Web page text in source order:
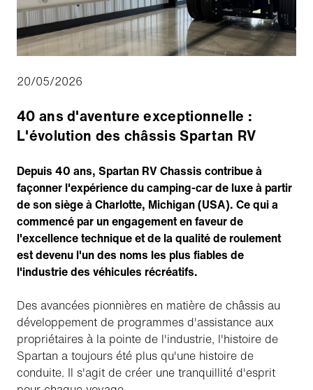
20/05/2026
40 ans d'aventure exceptionnelle :
L'évolution des châssis Spartan RV
Depuis 40 ans, Spartan RV Chassis contribue à
façonner l'expérience du camping-car de luxe à partir
de son siège à Charlotte, Michigan (USA). Ce qui a
commencé par un engagement en faveur de
l'excellence technique et de la qualité de roulement
est devenu l'un des noms les plus fiables de
l'industrie des véhicules récréatifs.
Des avancées pionnières en matière de châssis au
développement de programmes d'assistance aux
propriétaires à la pointe de l'industrie, l'histoire de
Spartan a toujours été plus qu'une histoire de
conduite. Il s'agit de créer une tranquillité d'esprit